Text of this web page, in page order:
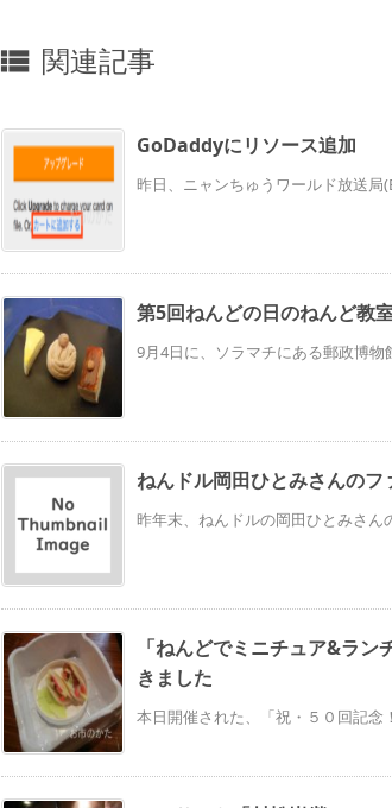
 関連記事
GoDaddyにリソース追加
昨日、ニャンちゅうワールド放送局
第5回ねんどの日のねんど教
9月4日に、ソラマチにある郵政博
ねんドル岡田ひとみさんの
昨年末、ねんドルの岡田ひとみさん
「ねんどでミニチュア&ラ
きました
本日開催された、「祝・５０回記念